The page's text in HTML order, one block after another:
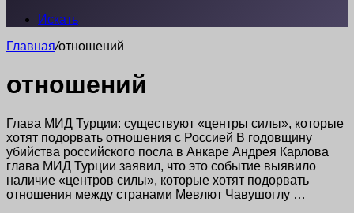
Искать
Главная/отношений
отношений
Глава МИД Турции: существуют «центры силы», которые
хотят подорвать отношения с Россией В годовщину
убийства российского посла в Анкаре Андрея Карлова
глава МИД Турции заявил, что это событие выявило
наличие «центров силы», которые хотят подорвать
отношения между странами Мевлют Чавушоглу …